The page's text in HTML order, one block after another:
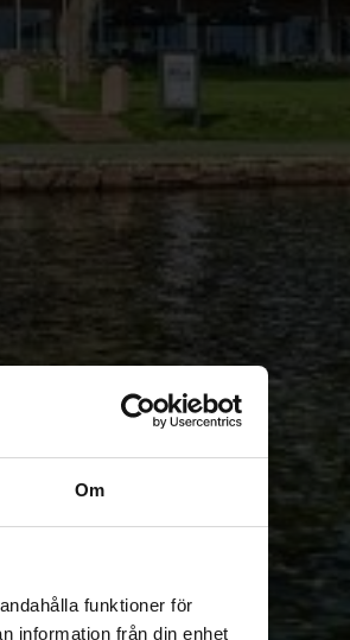
Om
funktioner för
information från din enhet